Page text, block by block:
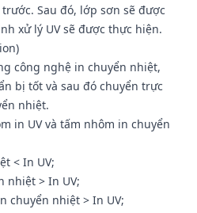
Sau đó, lớp sơn sẽ được
xử lý UV sẽ được thực hiện.
công nghệ in chuyển nhiệt,
bị tốt và sau đó chuyển trực
nhiệt.
in UV và tấm nhôm in chuyển
< In UV;
nhiệt > In UV;
chuyển nhiệt > In UV;